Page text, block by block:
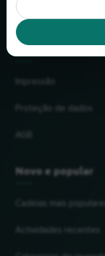
Parceiros
Jurídico
Novo e popular
Cadeias mais populares